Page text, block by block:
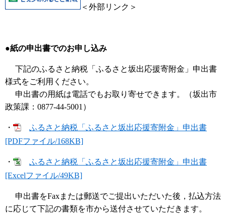
＜外部リンク＞
●紙の申出書でのお申し込み
下記のふるさと納税「ふるさと坂出応援寄附金」申出書
様式をご利用ください。
申出書の用紙は電話でもお取り寄せできます。（坂出市
政策課：0877-44-5001）
・
ふるさと納税「ふるさと坂出応援寄附金」申出書
[PDFファイル/168KB]
・
ふるさと納税「ふるさと坂出応援寄附金」申出書
[Excelファイル/49KB]
申出書をFaxまたは郵送でご提出いただいた後，払込方法
に応じて下記の書類を市から送付させていただきます。